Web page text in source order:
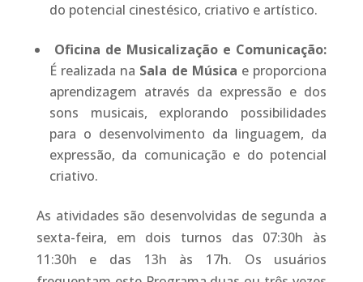
do potencial cinestésico, criativo e artístico.
Oficina de Musicalização e Comunicação:
É realizada na Sala de Música e proporciona
aprendizagem através da expressão e dos
sons musicais, explorando possibilidades
para o desenvolvimento da linguagem, da
expressão, da comunicação e do potencial
criativo.
As atividades são desenvolvidas de segunda a
sexta-feira, em dois turnos das 07:30h às
11:30h e das 13h às 17h. Os usuários